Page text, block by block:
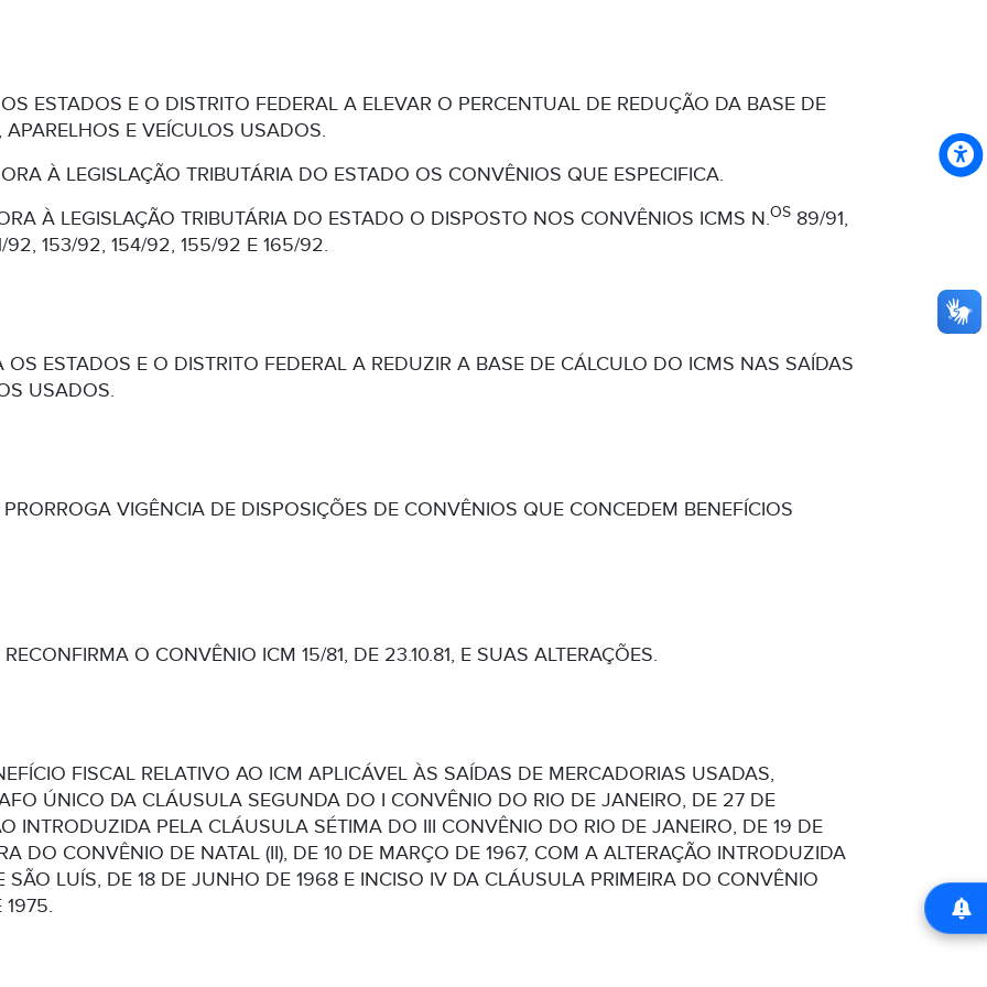
ESTADOS E O DISTRITO FEDERAL A ELEVAR O PERCENTUAL DE REDUÇÃO DA BASE DE
E VEÍCULOS USADOS.
À LEGISLAÇÃO TRIBUTÁRIA DO ESTADO OS CONVÊNIOS QUE ESPECIFICA.
À LEGISLAÇÃO TRIBUTÁRIA DO ESTADO O DISPOSTO NOS CONVÊNIOS ICMS N.OS 89/91,
92, 153/92, 154/92, 155/92 E 165/92.
ESTADOS E O DISTRITO FEDERAL A REDUZIR A BASE DE CÁLCULO DO ICMS NAS SAÍDAS
USADOS.
VIGÊNCIA DE DISPOSIÇÕES DE CONVÊNIOS QUE CONCEDEM BENEFÍCIOS
O CONVÊNIO ICM 15/81, DE 23.10.81, E SUAS ALTERAÇÕES.
FISCAL RELATIVO AO ICM APLICÁVEL ÀS SAÍDAS DE MERCADORIAS USADAS,
ÚNICO DA CLÁUSULA SEGUNDA DO I CONVÊNIO DO RIO DE JANEIRO, DE 27 DE
INTRODUZIDA PELA CLÁUSULA SÉTIMA DO III CONVÊNIO DO RIO DE JANEIRO, DE 19 DE
DO CONVÊNIO DE NATAL (II), DE 10 DE MARÇO DE 1967, COM A ALTERAÇÃO INTRODUZIDA
LUÍS, DE 18 DE JUNHO DE 1968 E INCISO IV DA CLÁUSULA PRIMEIRA DO CONVÊNIO
1975.